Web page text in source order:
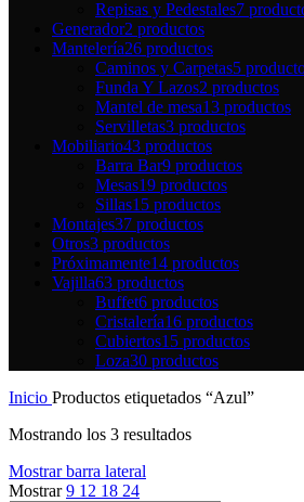
Repisas y Pedestales7
Generador2 productos
Mantelería26 productos
Caminos y Carpetas5
Funda Y Lazos2 productos
Mantel de mesa13 productos
Servilletas3 productos
Mobiliario43 productos
Barra Bar9 productos
Mesas19 productos
Sillas15 productos
Montajes37 productos
Otros3 productos
Próximamente14 productos
Vajilla63 productos
Buffet6 productos
Cristalería16 productos
Cubiertos15 productos
Loza30 productos
Inicio Productos etiquetados “Azul”
Mostrando los 3 resultados
Mostrar barra lateral
Mostrar9 12 18 24